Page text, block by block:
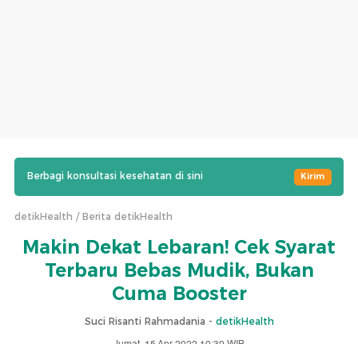
Berbagi konsultasi kesehatan di sini Kirim
detikHealth Berita detikHealth
Makin Dekat Lebaran! Cek Syarat
Terbaru Bebas Mudik, Bukan
Cuma Booster
Suci Risanti Rahmadania - detikHealth